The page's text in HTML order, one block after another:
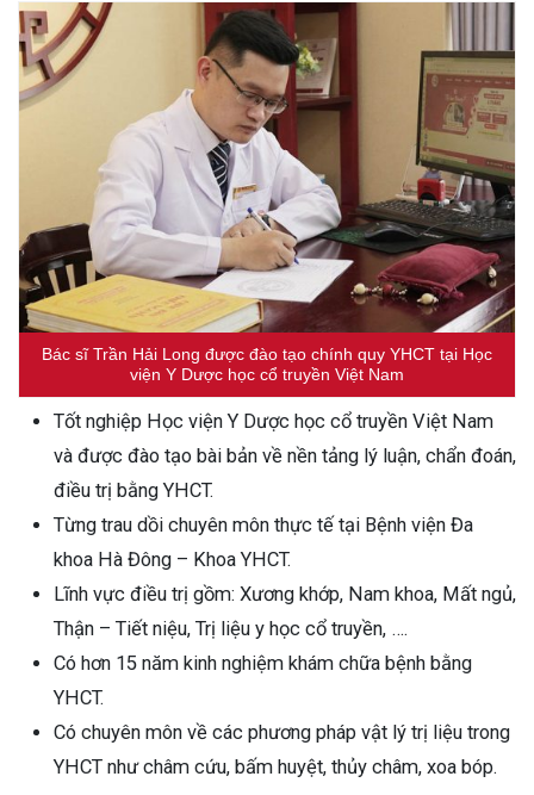
Bác sĩ Trần Hải Long được đào tạo chính quy YHCT tại Học
viện Y Dược học cổ truyền Việt Nam
Tốt nghiệp Học viện Y Dược học cổ truyền Việt Nam
và được đào tạo bài bản về nền tảng lý luận, chẩn đoán,
điều trị bằng YHCT.
Từng trau dồi chuyên môn thực tế tại Bệnh viện Đa
khoa Hà Đông – Khoa YHCT.
Lĩnh vực điều trị gồm: Xương khớp, Nam khoa, Mất ngủ,
Thận – Tiết niệu, Trị liệu y học cổ truyền, ….
Có hơn 15 năm kinh nghiệm khám chữa bệnh bằng
YHCT.
Có chuyên môn về các phương pháp vật lý trị liệu trong
YHCT như châm cứu, bấm huyệt, thủy châm, xoa bóp.